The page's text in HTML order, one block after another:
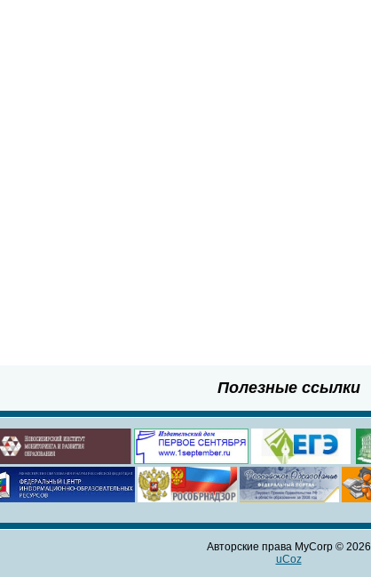
Полезные ссылки
Авторские права MyCorp © 2026
uCoz